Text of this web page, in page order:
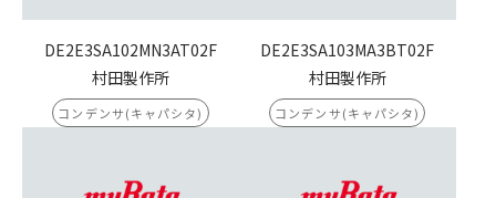
DE2E3SA102MN3AT02F
村田製作所
コンデンサ(キャパシタ)
DE2E3SA103MA3BT02F
村田製作所
コンデンサ(キャパシタ)